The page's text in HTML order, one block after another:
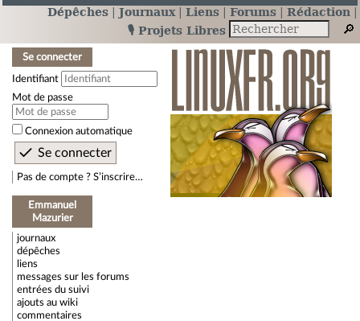
Dépêches Journaux Liens Forums
Rédaction
🎙️ Projets Libres
Se connecter
Identifiant
Mot de passe
Connexion automatique
Pas de compte ? S’inscrire…
Emmanuel
Mazurier
journaux
dépêches
liens
messages sur les forums
entrées du suivi
ajouts au wiki
commentaires